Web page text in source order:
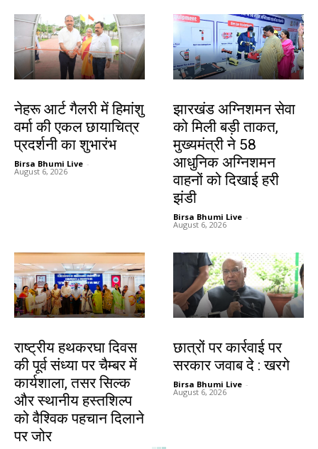
नेहरू आर्ट गैलरी में हिमांशु
वर्मा की एकल छायाचित्र
प्रदर्शनी का शुभारंभ
Birsa Bhumi Live -
August 6, 2026
झारखंड अग्निशमन सेवा
को मिली बड़ी ताकत,
मुख्यमंत्री ने 58
आधुनिक अग्निशमन
वाहनों को दिखाई हरी
झंडी
Birsa Bhumi Live -
August 6, 2026
राष्ट्रीय हथकरघा दिवस
की पूर्व संध्या पर चैम्बर में
कार्यशाला, तसर सिल्क
और स्थानीय हस्तशिल्प
को वैश्विक पहचान दिलाने
पर जोर
छात्रों पर कार्रवाई पर
सरकार जवाब दे : खरगे
Birsa Bhumi Live -
August 6, 2026